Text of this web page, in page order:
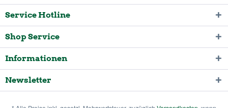
Service Hotline
Shop Service
Informationen
Newsletter